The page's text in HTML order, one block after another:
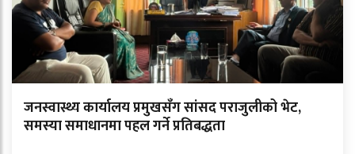
जनस्वास्थ्य कार्यालय प्रमुखसँग सांसद पराजुलीको भेट,
समस्या समाधानमा पहल गर्ने प्रतिबद्धता